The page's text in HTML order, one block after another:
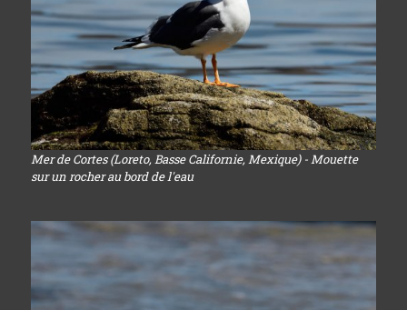
Mer de Cortes (Loreto, Basse Californie, Mexique) - Mouette
sur un rocher au bord de l'eau